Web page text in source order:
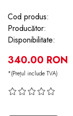
Cod produs:
Producător:
Disponibilitate:
340.00 RON
*(Prețul include TVA)